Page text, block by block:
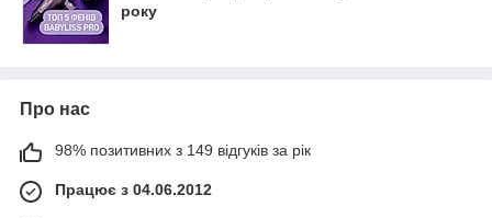
року
Про нас
98% позитивних з 149 відгуків за рік
Працює з 04.06.2012